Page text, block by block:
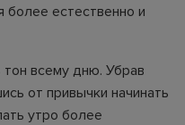
более естественно и
всему дню. Убрав
от привычки начинать
утро более